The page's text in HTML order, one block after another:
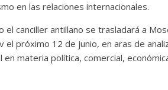
en las relaciones internacionales.
el canciller antillano se trasladará a
el próximo 12 de junio, en aras de
en materia política, comercial,